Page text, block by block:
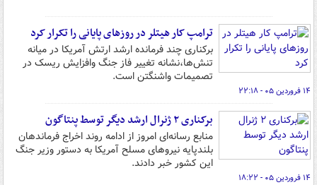
ترامپ کار هیتلر در روزهای پایانی را تکرار کرد
برکناری چند فرمانده ارشد ارتش آمریکا در میانه
تنش‌ها،نشانه‌ تغییر فاز جنگ وافزایش ریسک در
تصمیمات واشنگتن است.
۱۴ فروردین ۰۵ - ۲۲:۱۸
برکناری ۲ ژنرال ارشد دیگر توسط پنتاگون
منابع رسانه‌ای امروز از ادامه روند اخراج فرماندهان
بلندپایه نیروهای مسلح آمریکا به دستور وزیر جنگ
این کشور خبر دادند.
۱۴ فروردین ۰۵ - ۱۸:۲۲